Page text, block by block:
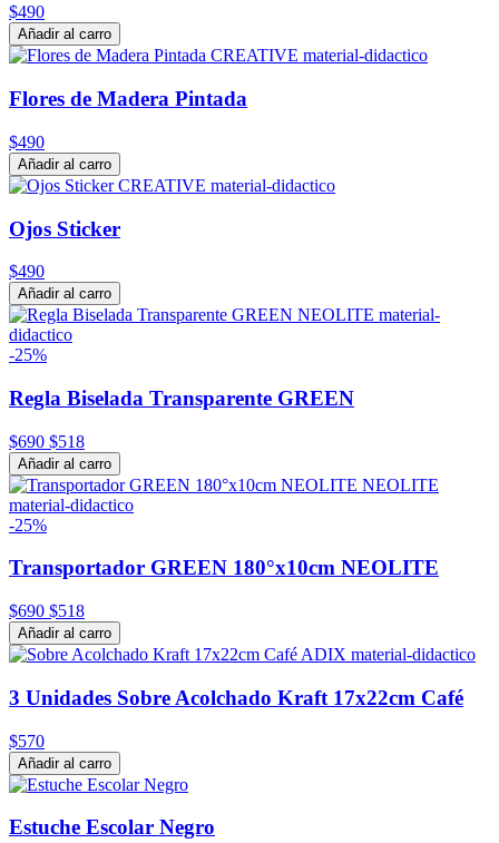
$490
Añadir al carro
Flores de Madera Pintada
$490
Añadir al carro
Ojos Sticker
$490
Añadir al carro
-25%
Regla Biselada Transparente GREEN
$690 $518
Añadir al carro
-25%
Transportador GREEN 180°x10cm NEOLITE
$690 $518
Añadir al carro
3 Unidades Sobre Acolchado Kraft 17x22cm Café
$570
Añadir al carro
Estuche Escolar Negro